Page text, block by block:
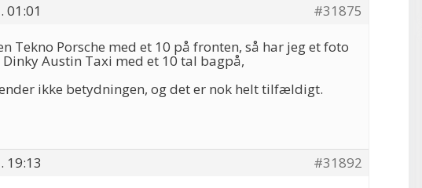
01:01
#31875
Tekno Porsche med et 10 på fronten, så har jeg et foto
Dinky Austin Taxi med et 10 tal bagpå,
ikke betydningen, og det er nok helt tilfældigt.
19:13 #31892